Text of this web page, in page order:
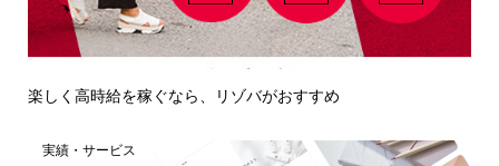
楽しく高時給を稼ぐなら、リゾバがおすすめ
実績・サービス